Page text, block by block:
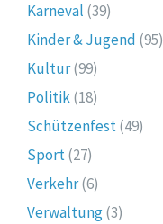
Karneval (39)
Kinder & Jugend (95)
Kultur(99)
Politik(18)
Schützenfest(49)
Sport(27)
Verkehr(6)
Verwaltung(3)